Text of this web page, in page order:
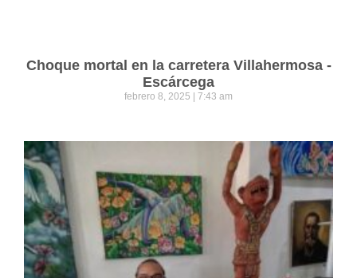
Choque mortal en la carretera Villahermosa -
Escárcega
febrero 8, 2025 7:43 am